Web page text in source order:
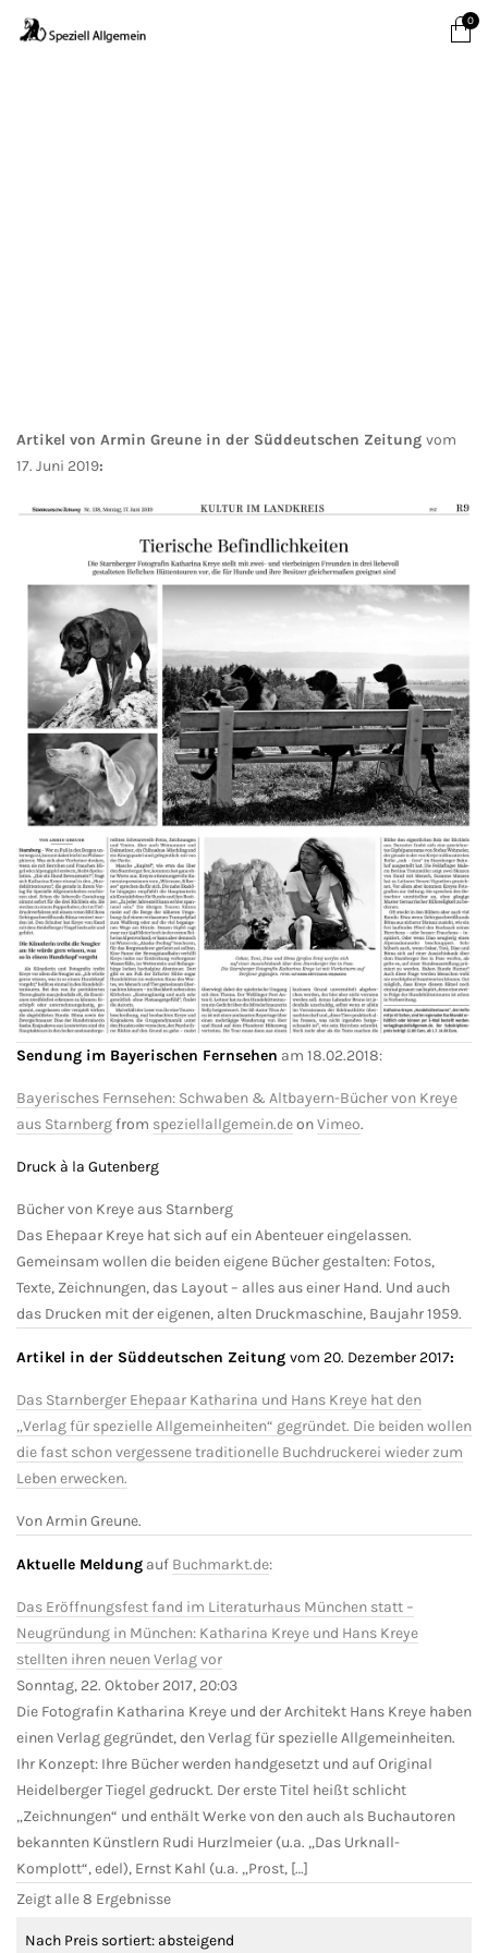
0
Artikel von Armin Greune in der Süddeutschen Zeitung vom
17. Juni 2019:
Sendung im Bayerischen Fernsehen am 18.02.2018:
Bayerisches Fernsehen: Schwaben & Altbayern-Bücher von Kreye
aus Starnbergfrom speziellallgemein.deonVimeo.
Druck à la Gutenberg
Bücher von Kreye aus Starnberg
Das Ehepaar Kreye hat sich auf ein Abenteuer eingelassen.
Gemeinsam wollen die beiden eigene Bücher gestalten: Fotos,
Texte, Zeichnungen, das Layout – alles aus einer Hand. Und auch
das Drucken mit der eigenen, alten Druckmaschine, Baujahr 1959.
Artikel in der Süddeutschen Zeitung vom 20. Dezember 2017:
Das Starnberger Ehepaar Katharina und Hans Kreye hat den
„Verlag für spezielle Allgemeinheiten“ gegründet. Die beiden wollen
die fast schon vergessene traditionelle Buchdruckerei wieder zum
Leben erwecken.
Von Armin Greune.
Aktuelle Meldung auf Buchmarkt.de:
Das Eröffnungsfest fand im Literaturhaus München statt –
Neugründung in München: Katharina Kreye und Hans Kreye
stellten ihren neuen Verlag vor
Sonntag, 22. Oktober 2017, 20:03
Die Fotografin Katharina Kreye und der Architekt Hans Kreye haben
einen Verlag gegründet, den Verlag für spezielle Allgemeinheiten.
Ihr Konzept: Ihre Bücher werden handgesetzt und auf Original
Heidelberger Tiegel gedruckt. Der erste Titel heißt schlicht
„Zeichnungen“ und enthält Werke von den auch als Buchautoren
bekannten Künstlern Rudi Hurzlmeier (u.a. „Das Urknall-
Komplott“, edel), Ernst Kahl (u.a. „Prost, […]
Zeigt alle 8 Ergebnisse